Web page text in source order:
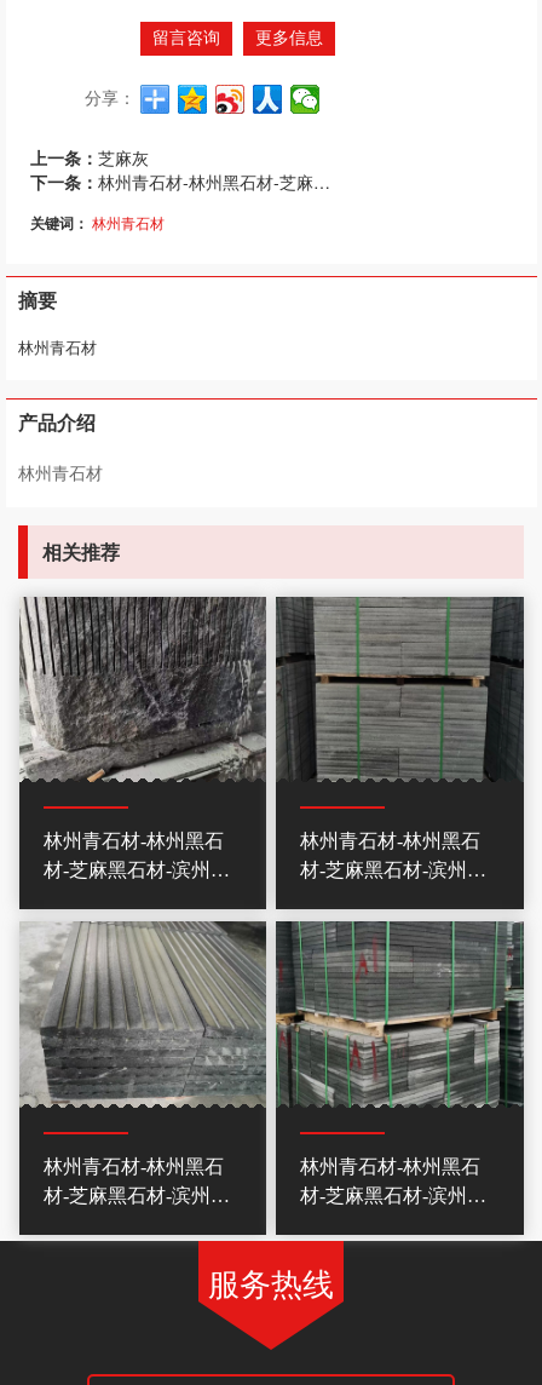
留言咨询 更多信息
分享：
上一条： 芝麻灰
下一条：
林州青石材-林州黑石材-芝麻黑石材-滨州青石材
关键词： 林州青石材
摘要
林州青石材
产品介绍
林州青石材
相关推荐
林州青石材-林州黑石
材-芝麻黑石材-滨州青
林州青石材-林州黑石
材-芝麻黑石材-滨州青
林州青石材-林州黑石
材-芝麻黑石材-滨州青
林州青石材-林州黑石
材-芝麻黑石材-滨州青
服务热线